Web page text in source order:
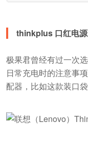
thinkplus 口红电
极果君曾经有过一次
日常充电时的注意事
配器，比如这款装口袋